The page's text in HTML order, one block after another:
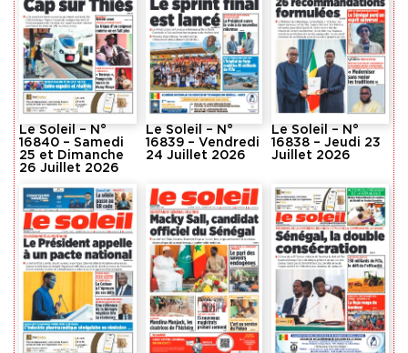
Le Soleil – N°
16840 – Samedi
25 et Dimanche
26 Juillet 2026
Le Soleil – N°
16839 – Vendredi
24 Juillet 2026
Le Soleil – N°
16838 – Jeudi 23
Juillet 2026